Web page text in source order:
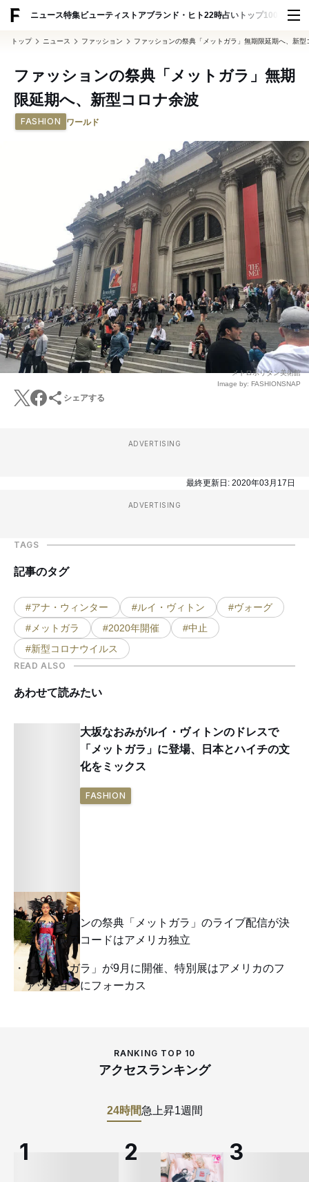
ニュース特集ビューティ ストアブランド・ヒト22時占い トップ100 スナッ
トップ ニュース ファッション ファッションの祭典「メットガラ」無期限延期へ、新型
ファッションの祭典「メットガラ」無期
限延期へ、新型コロナ余波
FASHION ワールド
メトロポリタン美術館
Image by: FASHIONSNAP
シェアする
ADVERTISING
最終更新日: 2020年03月17日
ADVERTISING
TAGS
記事のタグ
#アナ・ウィンター #ルイ・ヴィトン
#ヴォーグ
#メットガラ
#2020年開催
#中止
#新型コロナウイルス
READ ALSO
あわせて読みたい
大坂なおみがルイ・ヴィトンのドレスで
「メットガラ」に登場、日本とハイチの文
化をミックス
FASHION
ファッションの祭典「メットガラ」のライブ配信が決
定、ドレスコードはアメリカ独立
「メットガラ」が9月に開催、特別展はアメリカのフ
ァッションにフォーカス
RANKING TOP 10
アクセスランキング
24時間急上昇1週間